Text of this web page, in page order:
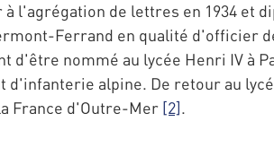
l'agrégation de lettres en 1934 et
Ferrand en qualité d'officier
d'être nommé au lycée Henri IV à
d'infanterie alpine. De retour au
France d'Outre-Mer [2].